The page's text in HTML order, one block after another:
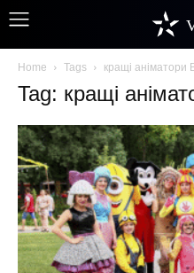
Home Tags кращі аніматори
Tag: кращі